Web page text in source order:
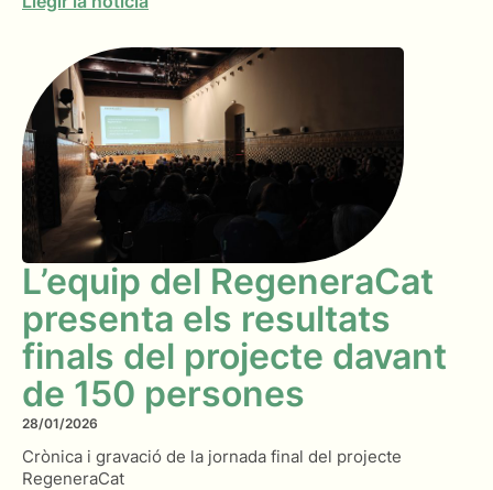
L’equip del RegeneraCat
presenta els resultats
finals del projecte davant
de 150 persones
28/01/2026
Crònica i gravació de la jornada final del projecte
RegeneraCat